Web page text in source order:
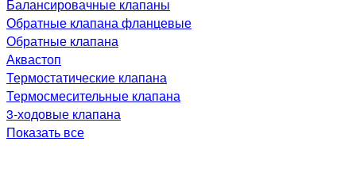
Балансировачные клапаны
Обратные клапана фланцевые
Обратные клапана
Аквастоп
Термостатические клапана
Термосмесительные клапана
3-ходовые клапана
Показать все